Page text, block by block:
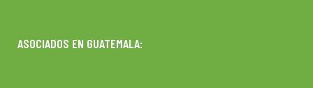
ASOCIADOS EN GUATEMALA: